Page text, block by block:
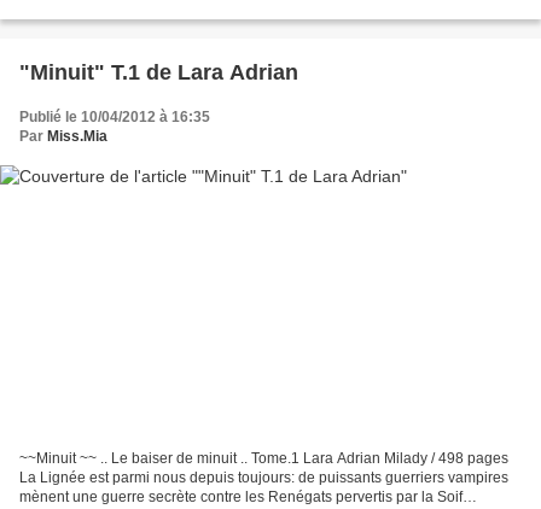
"Minuit" T.1 de Lara Adrian
Publié le 10/04/2012 à 16:35
Par Miss.Mia
~~Minuit ~~ .. Le baiser de minuit .. Tome.1 Lara Adrian Milady / 498 pages
La Lignée est parmi nous depuis toujours: de puissants guerriers vampires
mènent une guerre secrète contre les Renégats pervertis par la Soif